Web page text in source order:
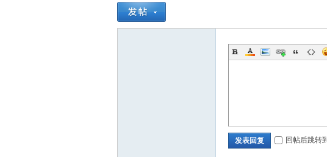
发表回复 回帖后跳转